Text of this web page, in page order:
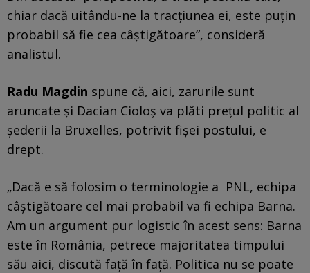
chiar dacă uitându-ne la tracțiunea ei, este puțin
probabil să fie cea câștigătoare”, consideră
analistul.
Radu Magdin spune că, aici, zarurile sunt
aruncate și Dacian Cioloș va plăti prețul politic al
șederii la Bruxelles, potrivit fișei postului, e
drept.
„Dacă e să folosim o terminologie a PNL, echipa
câștigătoare cel mai probabil va fi echipa Barna.
Am un argument pur logistic în acest sens: Barna
este în România, petrece majoritatea timpului
său aici, discută față în față. Politica nu se poate